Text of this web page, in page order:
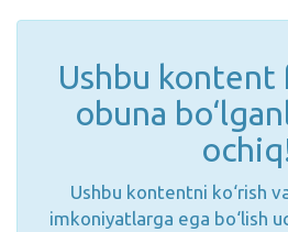
Ushbu
obuna
Ushbu kontentni ko‘rish
imkoniyatlarga ega bo‘lish